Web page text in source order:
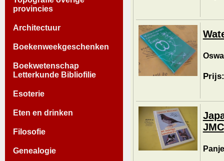
provincies
Architectuur
Boekenweekgeschenken
Boekwetenschap
Letterkunde Bibliofilie
Esoterie
Eten en drinken
Filosofie
Genealogie
JMC